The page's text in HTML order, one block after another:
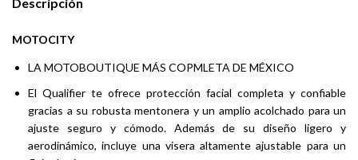
El Qualifier te ofrece protección facial completa y confiable
gracias a su robusta mentonera y un amplio acolchado para un
ajuste seguro y cómodo. Además de su diseño ligero y